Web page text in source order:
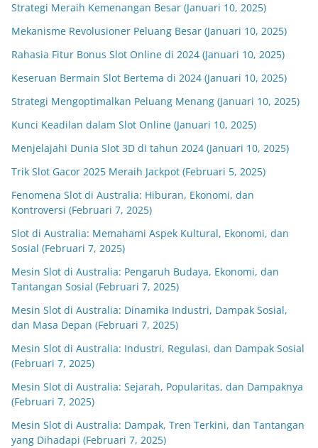
Strategi Meraih Kemenangan Besar (Januari 10, 2025)
Mekanisme Revolusioner Peluang Besar (Januari 10, 2025)
Rahasia Fitur Bonus Slot Online di 2024 (Januari 10, 2025)
Keseruan Bermain Slot Bertema di 2024 (Januari 10, 2025)
Strategi Mengoptimalkan Peluang Menang (Januari 10, 2025)
Kunci Keadilan dalam Slot Online (Januari 10, 2025)
Menjelajahi Dunia Slot 3D di tahun 2024 (Januari 10, 2025)
Trik Slot Gacor 2025 Meraih Jackpot (Februari 5, 2025)
Fenomena Slot di Australia: Hiburan, Ekonomi, dan
Kontroversi (Februari 7, 2025)
Slot di Australia: Memahami Aspek Kultural, Ekonomi, dan
Sosial (Februari 7, 2025)
Mesin Slot di Australia: Pengaruh Budaya, Ekonomi, dan
Tantangan Sosial (Februari 7, 2025)
Mesin Slot di Australia: Dinamika Industri, Dampak Sosial,
dan Masa Depan (Februari 7, 2025)
Mesin Slot di Australia: Industri, Regulasi, dan Dampak Sosial
(Februari 7, 2025)
Mesin Slot di Australia: Sejarah, Popularitas, dan Dampaknya
(Februari 7, 2025)
Mesin Slot di Australia: Dampak, Tren Terkini, dan Tantangan
yang Dihadapi (Februari 7, 2025)